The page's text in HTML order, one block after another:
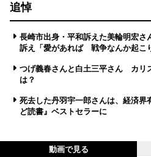
追悼
長崎市出身・平和訴えた美輪明宏
訴え「愛があれば 戦争なんか起こ
つげ義春さんと白土三平さん カリ
は？
死去した丹羽宇一郎さんは、経済
ど読書』ベストセラーに
動画で見る